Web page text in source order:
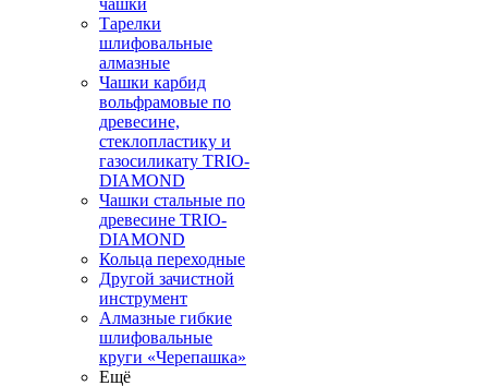
чашки
Тарелки
шлифовальные
алмазные
Чашки карбид
вольфрамовые по
древесине,
стеклопластику и
газосиликату TRIO-
DIAMOND
Чашки стальные по
древесине TRIO-
DIAMOND
Кольца переходные
Другой зачистной
инструмент
Алмазные гибкие
шлифовальные
круги «Черепашка»
Ещё